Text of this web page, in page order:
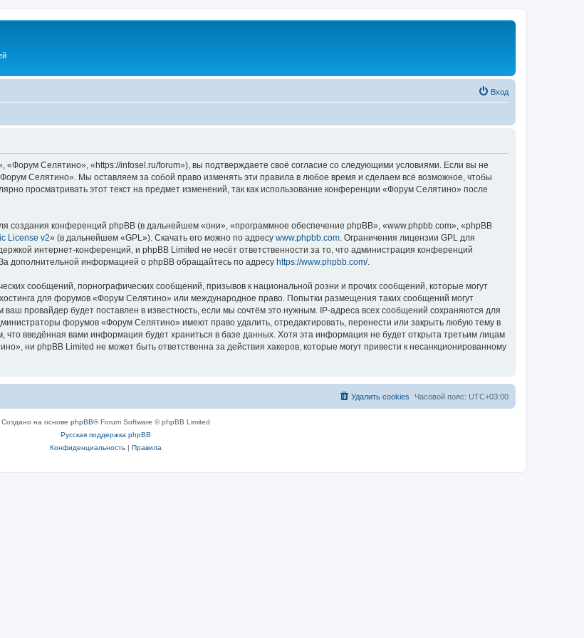
Вход
Селятино», «https://infosel.ru/forum»), вы подтверждаете своё согласие со следующими условиями. Если вы не
Селятино». Мы оставляем за собой право изменять эти правила в любое время и сделаем всё возможное, чтобы
просматривать этот текст на предмет изменений, так как использование конференции «Форум Селятино» после
конференций phpBB (в дальнейшем «они», «программное обеспечение phpBB», «www.phpbb.com», «phpBB
License v2» (в дальнейшем «GPL»). Скачать его можно по адресу www.phpbb.com . Ограничения лицензии GPL для
интернет-конференций, и phpBB Limited не несёт ответственности за то, что администрация конференций
дополнительной информацией о phpBB обращайтесь по адресу https://www.phpbb.com/.
сообщений, порнографических сообщений, призывов к национальной розни и прочих сообщений, которые могут
для форумов «Форум Селятино» или международное право. Попытки размещения таких сообщений могут
провайдер будет поставлен в известность, если мы сочтём это нужным. IP-адреса всех сообщений сохраняются для
форумов «Форум Селятино» имеют право удалить, отредактировать, перенести или закрыть любую тему в
что введённая вами информация будет храниться в базе данных. Хотя эта информация не будет открыта третьим лицам
ни phpBB Limited не может быть ответственна за действия хакеров, которые могут привести к несанкционированному
Часовой пояс: UTC+03:00
Удалить cookies
Создано на основе phpBB® Forum Software © phpBB Limited
Русская поддержка phpBB
Конфиденциальность| Правила